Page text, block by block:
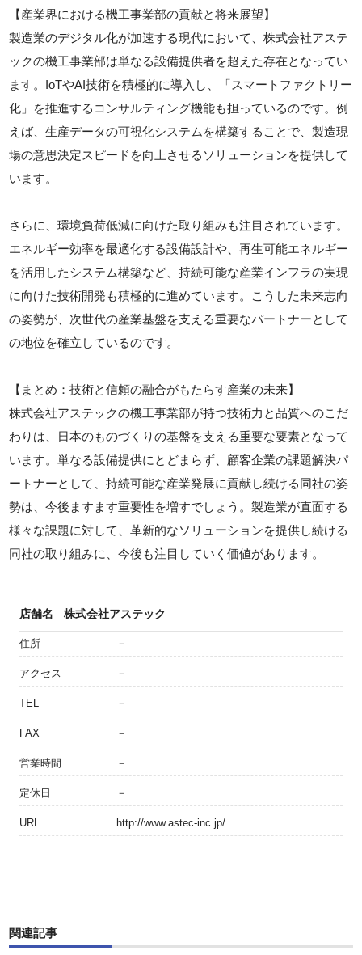
【産業界における機工事業部の貢献と将来展望】
製造業のデジタル化が加速する現代において、株式会社アステ
ックの機工事業部は単なる設備提供者を超えた存在となってい
ます。IoTやAI技術を積極的に導入し、「スマートファクトリー
化」を推進するコンサルティング機能も担っているのです。例
えば、生産データの可視化システムを構築することで、製造現
場の意思決定スピードを向上させるソリューションを提供して
います。
さらに、環境負荷低減に向けた取り組みも注目されています。
エネルギー効率を最適化する設備設計や、再生可能エネルギー
を活用したシステム構築など、持続可能な産業インフラの実現
に向けた技術開発も積極的に進めています。こうした未来志向
の姿勢が、次世代の産業基盤を支える重要なパートナーとして
の地位を確立しているのです。
【まとめ：技術と信頼の融合がもたらす産業の未来】
株式会社アステックの機工事業部が持つ技術力と品質へのこだ
わりは、日本のものづくりの基盤を支える重要な要素となって
います。単なる設備提供にとどまらず、顧客企業の課題解決パ
ートナーとして、持続可能な産業発展に貢献し続ける同社の姿
勢は、今後ますます重要性を増すでしょう。製造業が直面する
様々な課題に対して、革新的なソリューションを提供し続ける
同社の取り組みに、今後も注目していく価値があります。
店舗名 株式会社アステック
住所 －
アクセス －
TEL －
FAX －
営業時間 －
定休日 －
URL http://www.astec-inc.jp/
関連記事